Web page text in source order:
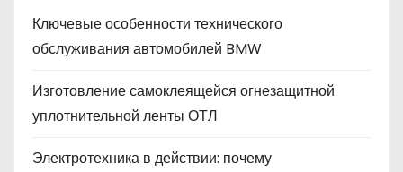
Ключевые особенности технического
обслуживания автомобилей BMW
Изготовление самоклеящейся огнезащитной
уплотнительной ленты ОТЛ
Электротехника в действии: почему